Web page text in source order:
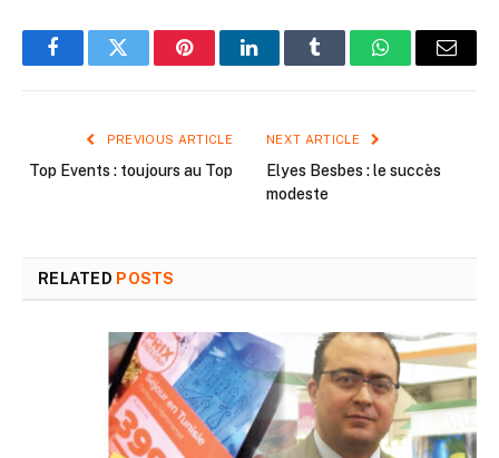
FacebookTwitter PinterestLinkedInTumblr WhatsAppEmail
PREVIOUS ARTICLE
Top Events : toujours au Top
NEXT ARTICLE
Elyes Besbes : le succès
modeste
RELATED POSTS